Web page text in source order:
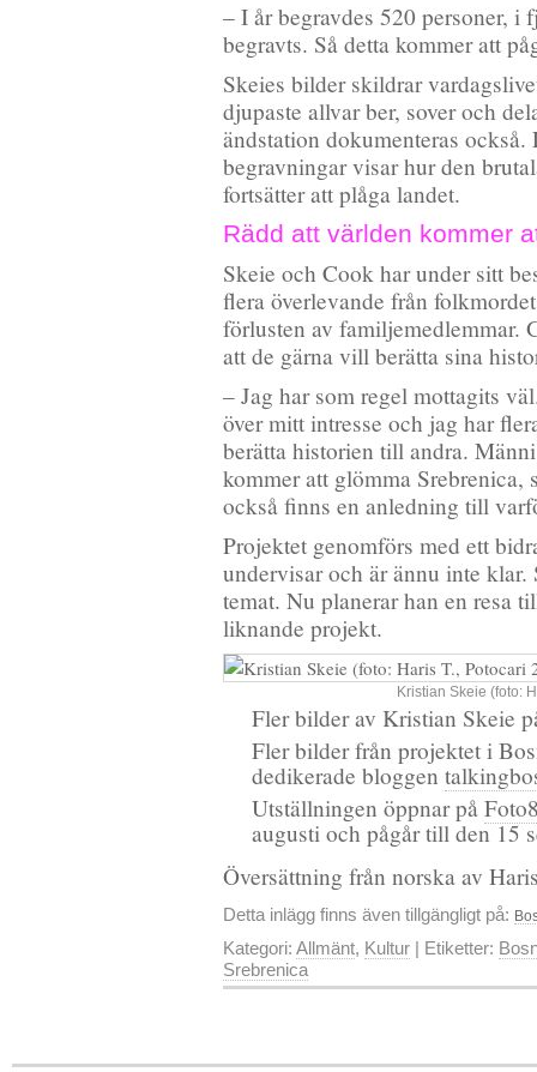
– I år begravdes 520 personer,
begravts. Så detta kommer att
Skeies bilder skildrar
djupaste allvar ber, sover och
ändstation dokumenteras
begravningar visar hur den
fortsätter att plåga landet.
Rädd att världen kommer
Skeie och Cook har under sitt
flera överlevande från
förlusten av familjemedlemmar.
att de gärna vill berätta sina
– Jag har som regel mottagits
över mitt intresse och jag har
berätta historien till andra.
kommer att glömma Srebrenica,
också finns en anledning till
Projektet genomförs med ett
undervisar och är ännu inte
temat. Nu planerar han en resa
liknande projekt.
Kristian Skeie (foto:
Fler bilder av Kristian Skeie
Fler bilder från projektet i
dedikerade bloggen
Utställningen öppnar på
augusti och pågår till den 15
Översättning från norska av
Detta inlägg finns även tillgängligt på:
Kategori: Allmänt, Kultur | Etiketter:
Srebrenica